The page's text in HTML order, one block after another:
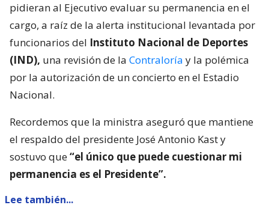
pidieran al Ejecutivo evaluar su permanencia en el
cargo, a raíz de la alerta institucional levantada por
funcionarios del Instituto Nacional de Deportes
(IND), una revisión de la Contraloría y la polémica
por la autorización de un concierto en el Estadio
Nacional.
Recordemos que la ministra aseguró que mantiene
el respaldo del presidente José Antonio Kast y
sostuvo que“el único que puede cuestionar mi
permanencia es el Presidente”.
Lee también...